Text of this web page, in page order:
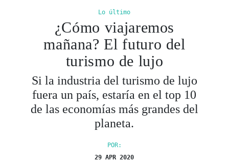
Lo último
¿Cómo viajaremos
mañana? El futuro del
turismo de lujo
Si la industria del turismo de lujo
fuera un país, estaría en el top 10
de las economías más grandes del
planeta.
POR:
29 APR 2020